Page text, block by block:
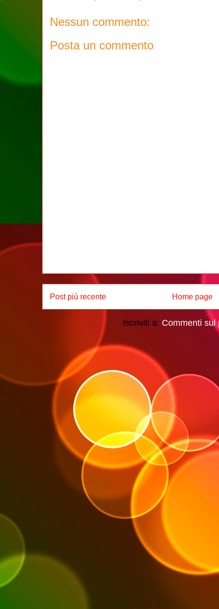
Nessun commento:
Posta un commento
Post più recente Home page
Iscriviti a: Commenti sul